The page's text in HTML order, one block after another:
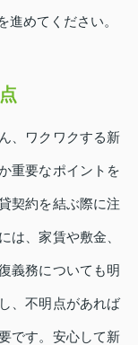
進めてください。
、ワクワクする新
重要なポイントを
契約を結ぶ際に注
は、家賃や敷金、
義務についても明
、不明点があれば
です。安心して新